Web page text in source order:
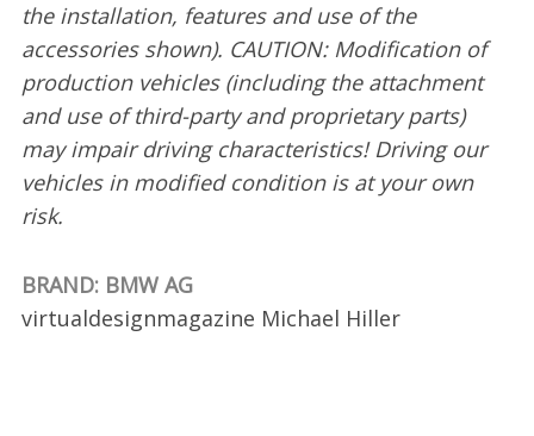
the installation, features and use of the
accessories shown). CAUTION: Modification of
production vehicles (including the attachment
and use of third-party and proprietary parts)
may impair driving characteristics! Driving our
vehicles in modified condition is at your own
risk.
BRAND: BMW AG
virtualdesignmagazine Michael Hiller